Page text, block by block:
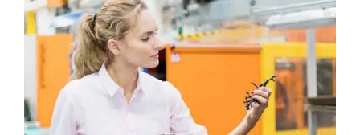
Quality Engineer gezocht (die wél verschil
ziet tussen goed en perfect)